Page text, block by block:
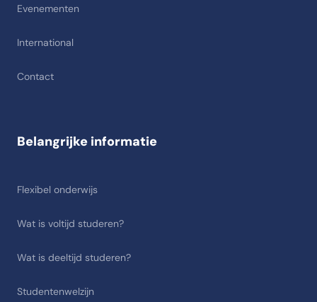
Evenementen
International
Contact
Belangrijke informatie
Flexibel onderwijs
Wat is voltijd studeren?
Wat is deeltijd studeren?
Studentenwelzijn